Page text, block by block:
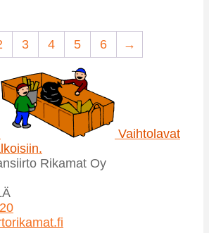
useampi
muunnelma.
Voit
tehdä
valinnat
tuotteen
sivulla.
3 4 5 6 →
Vaihtolavat
Rikamat Oy